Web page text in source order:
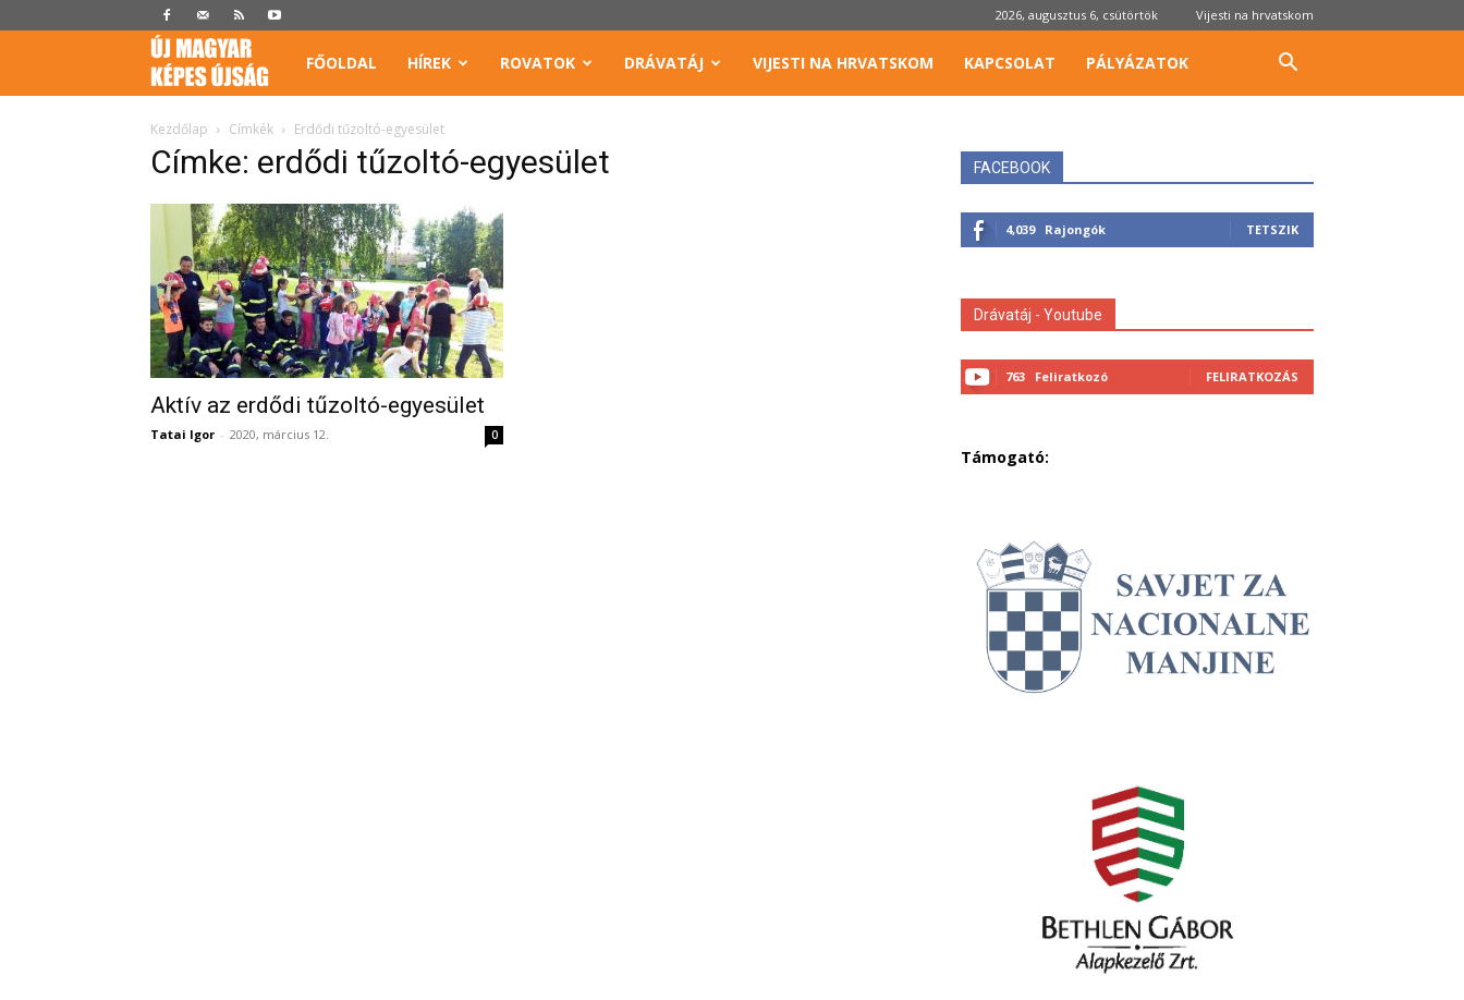
2026, augusztus 6, csütörtök Vijesti na hrvatskom
Képes
Újság
FŐOLDAL HÍREK ROVATOK DRÁVATÁJ VIJESTI NA HRVATSKOM KAPCSOLAT PÁLYÁZATOK
Kezdőlap Címkék Erdődi tűzoltó-egyesület
Címke: erdődi tűzoltó-egyesület
Aktív az erdődi tűzoltó-egyesület
Tatai Igor - 2020, március 12. 0
FACEBOOK
4,039 Rajongók TETSZIK
Drávatáj - Youtube
763 Feliratkozó FELIRATKOZÁS
Támogató: